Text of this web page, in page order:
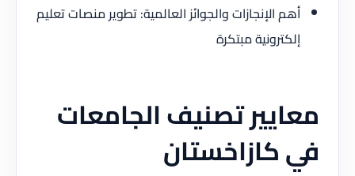
أهم الإنجازات والجوائز العالمية: تطوير منصات تعليم
إلكترونية مبتكرة
معايير تصنيف الجامعات
في كازاخستان